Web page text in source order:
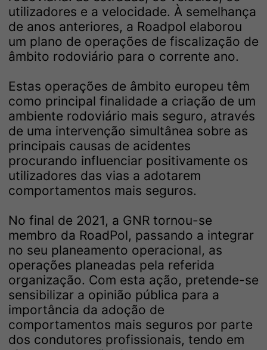
utilizadores e a velocidade. À semelhança
de anos anteriores, a Roadpol elaborou
um plano de operações de fiscalização de
âmbito rodoviário para o corrente ano.
Estas operações de âmbito europeu têm
como principal finalidade a criação de um
ambiente rodoviário mais seguro, através
de uma intervenção simultânea sobre as
principais causas de acidentes
procurando influenciar positivamente os
utilizadores das vias a adotarem
comportamentos mais seguros.
No final de 2021, a GNR tornou-se
membro da RoadPol, passando a integrar
no seu planeamento operacional, as
operações planeadas pela referida
organização. Com esta ação, pretende-se
sensibilizar a opinião pública para a
importância da adoção de
comportamentos mais seguros por parte
dos condutores profissionais, tendo em